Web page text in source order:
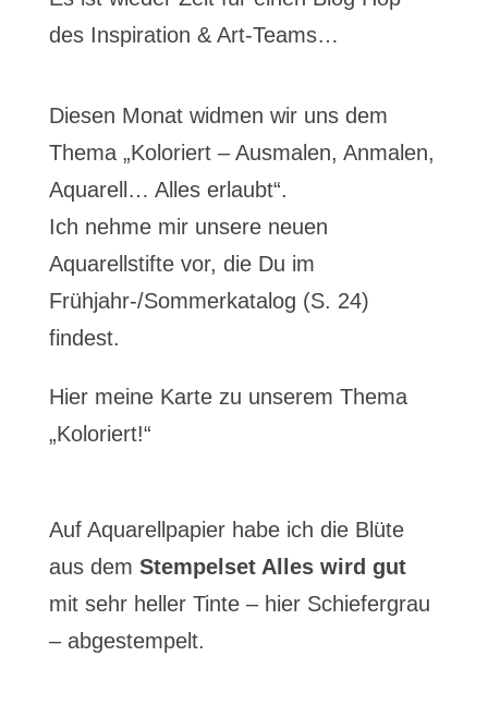
des Inspiration & Art-Teams…
Diesen Monat widmen wir uns dem
Thema „Koloriert – Ausmalen, Anmalen,
Aquarell… Alles erlaubt“.
Ich nehme mir unsere neuen
Aquarellstifte vor, die Du im
Frühjahr-/Sommerkatalog (S. 24)
findest.
Hier meine Karte zu unserem Thema
„Koloriert!“
Auf Aquarellpapier habe ich die Blüte
aus dem Stempelset Alles wird gut
mit sehr heller Tinte – hier Schiefergrau
– abgestempelt.